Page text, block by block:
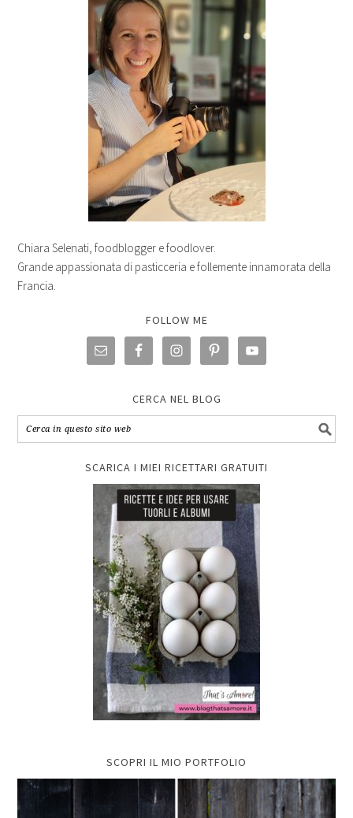
Chiara Selenati, foodblogger e foodlover.
Grande appassionata di pasticceria e follemente innamorata della
Francia.
FOLLOW ME
CERCA NEL BLOG
SCARICA I MIEI RICETTARI GRATUITI
SCOPRI IL MIO PORTFOLIO